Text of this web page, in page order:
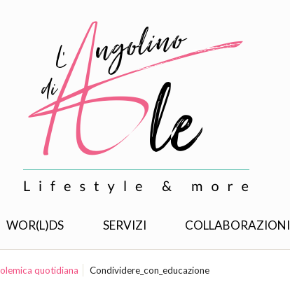
WOR(L)DS SERVIZI COLLABORAZIONI
quotidiana Condividere_con_educazione